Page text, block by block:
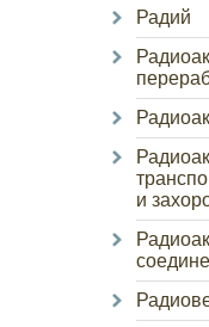
Радий
и